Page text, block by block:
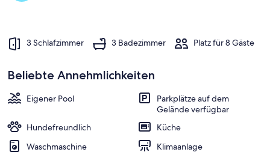
3 Schlafzimmer 3 Badezimmer Platz für 8 Gäste
Beliebte Annehmlichkeiten
Eigener Pool
Parkplätze auf dem
Gelände verfügbar
Hundefreundlich
Küche
Waschmaschine
Klimaanlage